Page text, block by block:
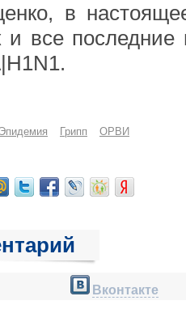
в
и все последние
Эпидемия Грипп ОРВИ
Вконтакте